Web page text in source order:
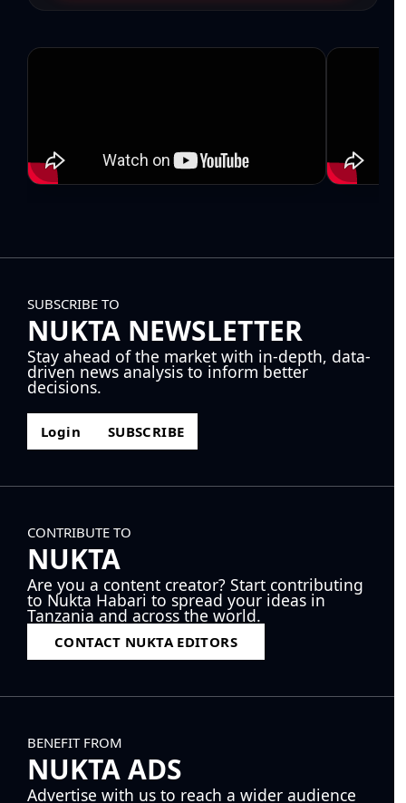
SUBSCRIBE TO
NUKTA NEWSLETTER
Stay ahead of the market with in-depth, data-
driven news analysis to inform better
decisions.
Login SUBSCRIBE
CONTRIBUTE TO
NUKTA
Are you a content creator? Start contributing
to Nukta Habari to spread your ideas in
Tanzania and across the world.
CONTACT NUKTA EDITORS
BENEFIT FROM
NUKTA ADS
Advertise with us to reach a wider audience